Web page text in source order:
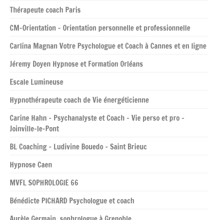
Thérapeute coach Paris
CM-Orientation – Orientation personnelle et professionnelle
Carlina Magnan Votre Psychologue et Coach à Cannes et en ligne
Jéremy Doyen Hypnose et Formation Orléans
Escale Lumineuse
Hypnothérapeute coach de Vie énergéticienne
Carine Hahn – Psychanalyste et Coach – Vie perso et pro –
Joinville-le-Pont
BL Coaching – Ludivine Bouedo – Saint Brieuc
Hypnose Caen
MVFL SOPHROLOGIE 66
Bénédicte PICHARD Psychologue et coach